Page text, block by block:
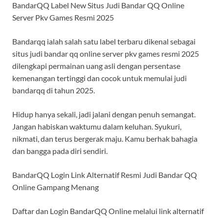
BandarQQ Label New Situs Judi Bandar QQ Online
Server Pkv Games Resmi 2025
Bandarqq ialah salah satu label terbaru dikenal sebagai
situs judi bandar qq online server pkv games resmi 2025
dilengkapi permainan uang asli dengan persentase
kemenangan tertinggi dan cocok untuk memulai judi
bandarqq di tahun 2025.
Hidup hanya sekali, jadi jalani dengan penuh semangat.
Jangan habiskan waktumu dalam keluhan. Syukuri,
nikmati, dan terus bergerak maju. Kamu berhak bahagia
dan bangga pada diri sendiri.
BandarQQ Login Link Alternatif Resmi Judi Bandar QQ
Online Gampang Menang
Daftar dan Login BandarQQ Online melalui link alternatif